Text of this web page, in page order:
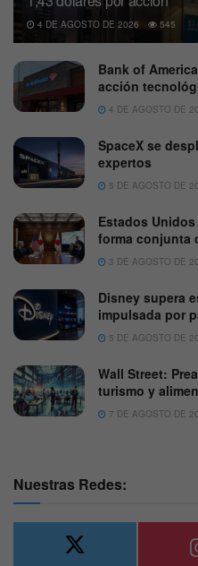
4 DE AGOSTO DE 2026 545
Bank of
acción
4 DE AGOSTO DE
SpaceX se
expertos
5 DE AGOSTO DE
Estados
forma conjunta
3 DE AGOSTO DE
Disney supera
impulsada por
5 DE AGOSTO DE
Wall Street:
turismo y
7 DE AGOSTO DE
Nuestras Redes: